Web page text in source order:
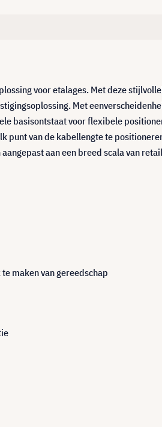
voor etalages. Met deze
Met
basisontstaat voor flexibele
van de kabellengte te
aan een breed scala van
maken van gereedschap